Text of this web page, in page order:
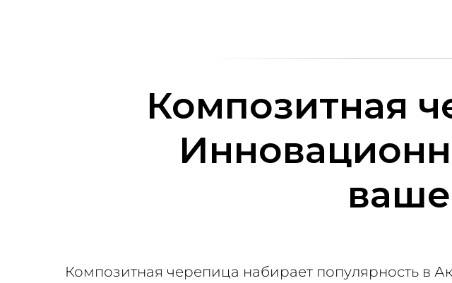
Композитная
Композитная черепица набирает популярность в